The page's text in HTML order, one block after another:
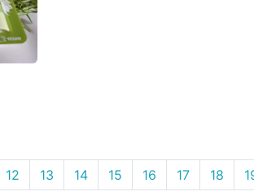
12 13 14 15 16 17 18